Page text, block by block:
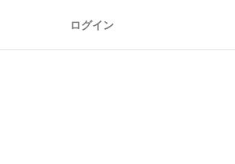
ログイン